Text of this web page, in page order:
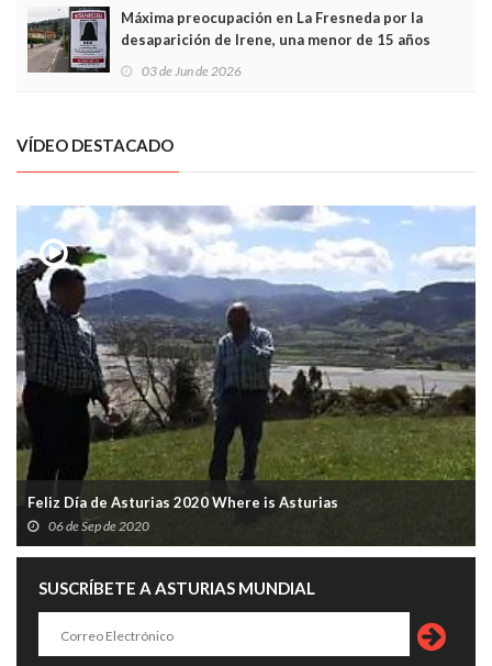
Máxima preocupación en La Fresneda por la
desaparición de Irene, una menor de 15 años
03 de Jun de 2026
VÍDEO DESTACADO
Feliz Día de Asturias 2020 Where is Asturias
06 de Sep de 2020
SUSCRÍBETE A ASTURIAS MUNDIAL